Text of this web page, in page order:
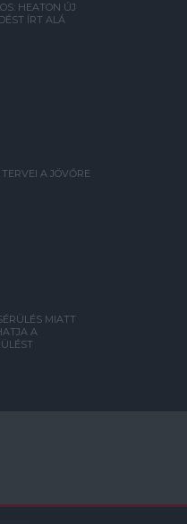
HEATON ÚJ
ÍRT ALÁ
A JÖVŐRE
MIATT
A